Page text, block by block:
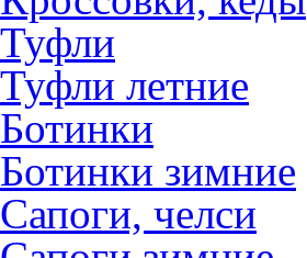
Туфли
Туфли летние
Ботинки
Ботинки зимние
Сапоги, челси